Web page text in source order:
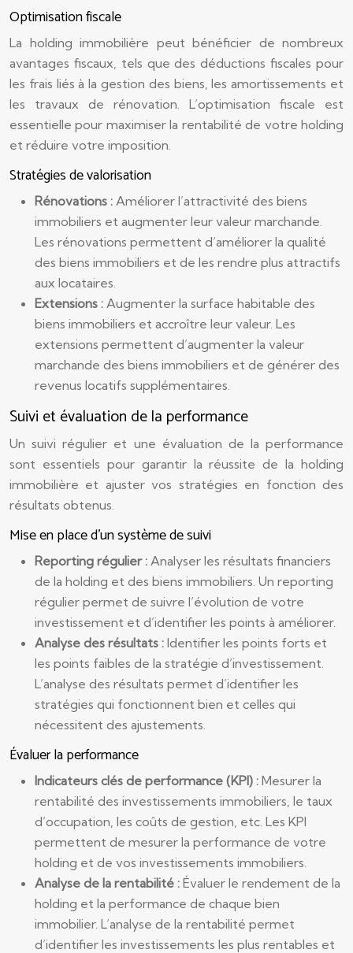
Optimisation fiscale
La holding immobilière peut bénéficier de nombreux
avantages fiscaux, tels que des déductions fiscales pour
les frais liés à la gestion des biens, les amortissements et
les travaux de rénovation. L’optimisation fiscale est
essentielle pour maximiser la rentabilité de votre holding
et réduire votre imposition.
Stratégies de valorisation
Rénovations : Améliorer l’attractivité des biens
immobiliers et augmenter leur valeur marchande.
Les rénovations permettent d’améliorer la qualité
des biens immobiliers et de les rendre plus attractifs
aux locataires.
Extensions : Augmenter la surface habitable des
biens immobiliers et accroître leur valeur. Les
extensions permettent d’augmenter la valeur
marchande des biens immobiliers et de générer des
revenus locatifs supplémentaires.
Suivi et évaluation de la performance
Un suivi régulier et une évaluation de la performance
sont essentiels pour garantir la réussite de la holding
immobilière et ajuster vos stratégies en fonction des
résultats obtenus.
Mise en place d’un système de suivi
Reporting régulier : Analyser les résultats financiers
de la holding et des biens immobiliers. Un reporting
régulier permet de suivre l’évolution de votre
investissement et d’identifier les points à améliorer.
Analyse des résultats : Identifier les points forts et
les points faibles de la stratégie d’investissement.
L’analyse des résultats permet d’identifier les
stratégies qui fonctionnent bien et celles qui
nécessitent des ajustements.
Évaluer la performance
Indicateurs clés de performance (KPI) : Mesurer la
rentabilité des investissements immobiliers, le taux
d’occupation, les coûts de gestion, etc. Les KPI
permettent de mesurer la performance de votre
holding et de vos investissements immobiliers.
Analyse de la rentabilité : Évaluer le rendement de la
holding et la performance de chaque bien
immobilier. L’analyse de la rentabilité permet
d’identifier les investissements les plus rentables et